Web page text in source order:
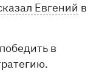
Евгений в
в